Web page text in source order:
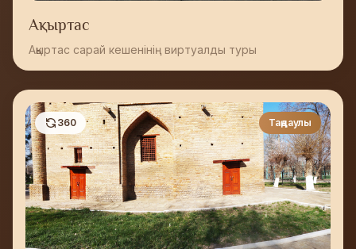
Ақыртас
Ақыртас сарай кешенінің виртуалды туры
360 Таңдаулы